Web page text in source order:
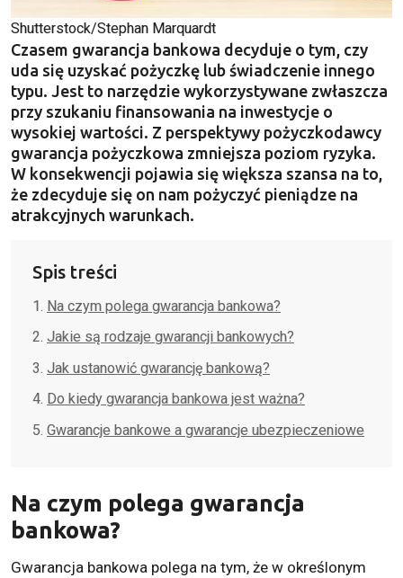
Shutterstock/Stephan Marquardt
Czasem gwarancja bankowa decyduje o tym, czy
uda się uzyskać pożyczkę lub świadczenie innego
typu. Jest to narzędzie wykorzystywane zwłaszcza
przy szukaniu finansowania na inwestycje o
wysokiej wartości. Z perspektywy pożyczkodawcy
gwarancja pożyczkowa zmniejsza poziom ryzyka.
W konsekwencji pojawia się większa szansa na to,
że zdecyduje się on nam pożyczyć pieniądze na
atrakcyjnych warunkach.
Spis treści
Na czym polega gwarancja bankowa?
Jakie są rodzaje gwarancji bankowych?
Jak ustanowić gwarancję bankową?
Do kiedy gwarancja bankowa jest ważna?
Gwarancje bankowe a gwarancje ubezpieczeniowe
Na czym polega gwarancja
bankowa?
Gwarancja bankowa polega na tym, że w określonym